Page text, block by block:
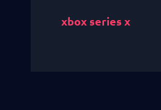
xbox series x